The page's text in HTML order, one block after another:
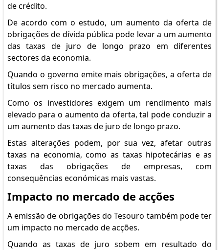
de crédito.
De acordo com o estudo, um aumento da oferta de
obrigações de dívida pública pode levar a um aumento
das taxas de juro de longo prazo em diferentes
sectores da economia.
Quando o governo emite mais obrigações, a oferta de
títulos sem risco no mercado aumenta.
Como os investidores exigem um rendimento mais
elevado para o aumento da oferta, tal pode conduzir a
um aumento das taxas de juro de longo prazo.
Estas alterações podem, por sua vez, afetar outras
taxas na economia, como as taxas hipotecárias e as
taxas das obrigações de empresas, com
consequências económicas mais vastas.
Impacto no mercado de acções
A emissão de obrigações do Tesouro também pode ter
um impacto no mercado de acções.
Quando as taxas de juro sobem em resultado do